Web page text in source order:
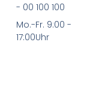
- 00 100 100
Mo.-Fr. 9:00 -
17:00Uhr